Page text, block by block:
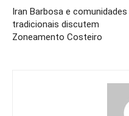
Iran Barbosa e comunidades
tradicionais discutem
Zoneamento Costeiro